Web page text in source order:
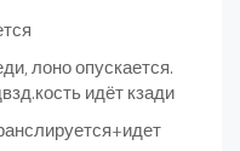
лоно опускается.
идёт кзади